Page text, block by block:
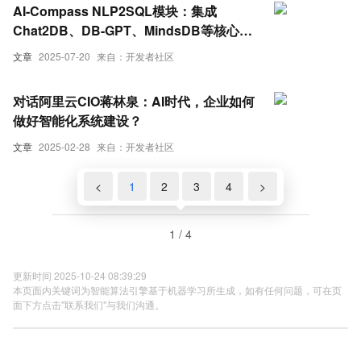
文章 2025-07-20 来自：开发者社区
AI-Compass NLP2SQL模块：集成
Chat2DB、DB-GPT、MindsDB等核心工
具，实现自然语言到SQL转换的智能化数
文章 2025-02-28 来自：开发者社区
对话阿里云CIO蒋林泉：AI时代，企业如何
做好智能化系统建设？
< 1 2 3 4 >
1 / 4
更新时间 2025-10-24 08:39:29
本页面内关键词为智能算法引擎基于机器学习所生成，如有任何问题，可在页
面下方点击"联系我们"与我们沟通。